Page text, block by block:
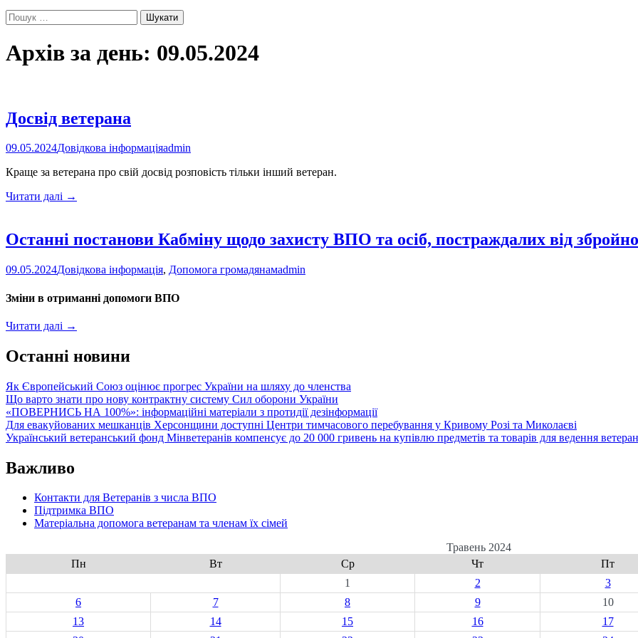
Пошук:
Архів за день: 09.05.2024
Досвід ветерана
09.05.2024Довідкова інформаціяadmin
Краще за ветерана про свій досвід розповість тільки інший ветеран.
Читати далі Досвід
→
Останні постанови Кабміну щодо захисту ВПО та осіб, постраждалих від
09.05.2024Довідкова інформація, Допомога громадянамadmin
Зміни в отриманні допомоги ВПО
Читати далі Останні
Кабміну
щодо
ВПО
та
осіб,
постраждалих
від
агресії
→
Останні новини
Як Європейський Союз оцінює прогрес України на шляху до членства
Що варто знати про нову контрактну систему Сил оборони України
«ПОВЕРНИСЬ НА 100%»: інформаційні матеріали з протидії дезінформації
Для евакуйованих мешканців Херсонщини доступні Центри тимчасового перебування у Кривому Розі та Миколаєві
Український ветеранський фонд Мінветеранів компенсує до 20 000 гривень на купівлю предметів та товарів для ведення
Важливо
Контакти для Ветеранів з числа ВПО
Підтримка ВПО
Матеріальна допомога ветеранам та членам їх сімей
Травень 2024
Пн
Вт Ср Чт
Пт
1
2
3
6
7 8 9
10
13
14 15 16
17